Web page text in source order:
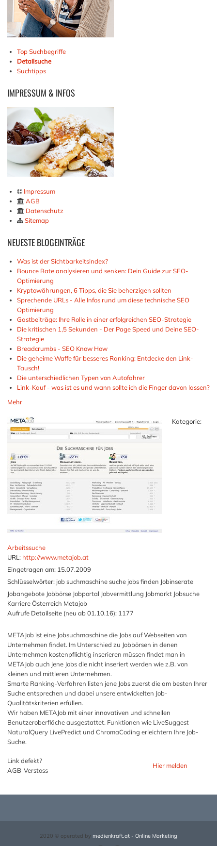
Top Suchbegriffe
Detailsuche
Suchtipps
IMPRESSUM & INFOS
Impressum
AGB
Datenschutz
Sitemap
NEUESTEBLOGEINTRÄGE
Was ist der Sichtbarkeitsindex?
Bounce Rate analysieren und senken: Dein Guide zur SEO-
Optimierung
Kryptowährungen, 6 Tipps, die Sie beherzigen sollten
Sprechende URLs - Alle Infos rund um diese technische SEO
Optimierung
Gastbeiträge: Ihre Rolle in einer erfolgreichen SEO-Strategie
Die kritischen 1,5 Sekunden - Der Page Speed und Deine SEO-
Strategie
Breadcrumbs - SEO Know How
Die geheime Waffe für besseres Ranking: Entdecke den Link-
Tausch!
Die unterschiedlichen Typen von Autofahrer
Link-Kauf - was ist es und wann sollte ich die Finger davon lassen?
Mehr
Kategorie:
Arbeitssuche
URL: http://www.metajob.at
Eingetragen am: 15.07.2009
Schlüsselwörter: job suchmaschine suche jobs finden Jobinserate
Jobangebote Jobbörse Jobportal Jobvermittlung Jobmarkt Jobsuche
Karriere Österreich Metajob
Aufrufe Detailseite (neu ab 01.10.16): 1177
METAJob ist eine Jobsuchmaschine die Jobs auf Webseiten von
Unternehmen findet. Im Unterschied zu Jobbörsen in denen
Unternehmen kostenpflichtig inserieren müssen findet man in
METAJob auch jene Jobs die nicht inseriert werden wie z.B. von
kleinen und mittleren Unternehmen.
Smarte Ranking-Verfahren listen jene Jobs zuerst die am besten Ihrer
Suche entsprechen und dabei unsere entwickelten Job-
Qualitätskriterien erfüllen.
Wir haben METAJob mit einer innovativen und schnellen
Benutzeroberfläche ausgestattet. Funktionen wie LiveSuggest
NaturalQuery LivePredict und ChromaCoding erleichtern Ihre Job-
Suche.
Link defekt?
AGB-Verstoss
Hier melden
2020 © operated by medienkraft.at - Online Marketing